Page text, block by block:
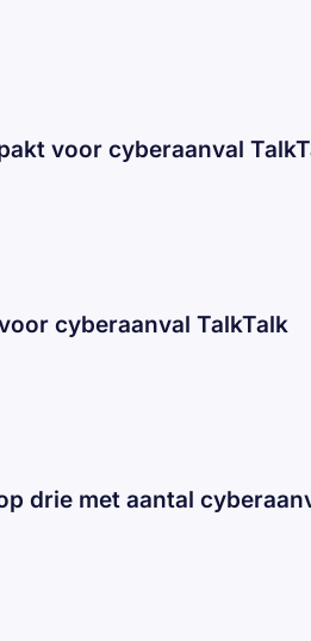
voor cyberaanval
cyberaanval TalkTalk
drie met aantal